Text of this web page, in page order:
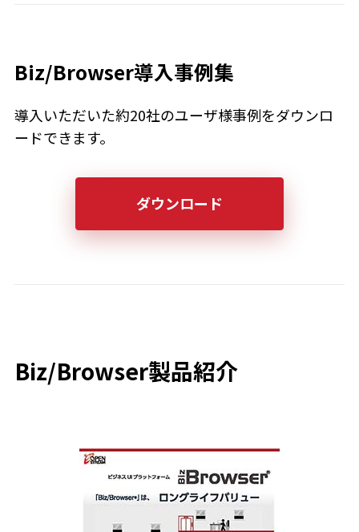
Biz/Browser導入事例集
導入いただいた約20社のユーザ様事例をダウンロ
ードできます。
ダウンロード
Biz/Browser製品紹介